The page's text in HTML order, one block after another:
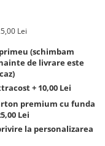
Lei
(schimbam
de livrare este
+ 10,00 Lei
premium cu funda
Lei
la personalizarea